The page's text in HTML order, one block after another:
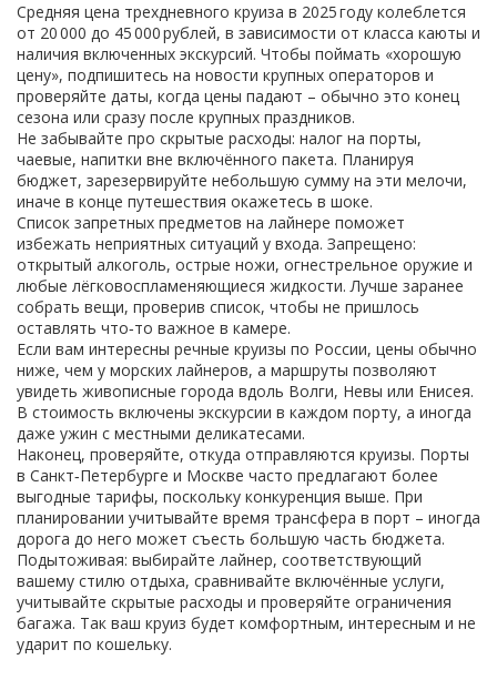
Средняя цена трехдневного круиза в 2025 году колеблется
от 20 000 до 45 000 рублей, в зависимости от класса каюты и
наличия включенных экскурсий. Чтобы поймать «хорошую
цену», подпишитесь на новости крупных операторов и
проверяйте даты, когда цены падают – обычно это конец
сезона или сразу после крупных праздников.
Не забывайте про скрытые расходы: налог на порты,
чаевые, напитки вне включённого пакета. Планируя
бюджет, зарезервируйте небольшую сумму на эти мелочи,
иначе в конце путешествия окажетесь в шоке.
Список запретных предметов на лайнере поможет
избежать неприятных ситуаций у входа. Запрещено:
открытый алкоголь, острые ножи, огнестрельное оружие и
любые лёгковоспламеняющиеся жидкости. Лучше заранее
собрать вещи, проверив список, чтобы не пришлось
оставлять что‑то важное в камере.
Если вам интересны речные круизы по России, цены обычно
ниже, чем у морских лайнеров, а маршруты позволяют
увидеть живописные города вдоль Волги, Невы или Енисея.
В стоимость включены экскурсии в каждом порту, а иногда
даже ужин с местными деликатесами.
Наконец, проверяйте, откуда отправляются круизы. Порты
в Санкт‑Петербурге и Москве часто предлагают более
выгодные тарифы, поскольку конкуренция выше. При
планировании учитывайте время трансфера в порт – иногда
дорога до него может съесть большую часть бюджета.
Подытоживая: выбирайте лайнер, соответствующий
вашему стилю отдыха, сравнивайте включённые услуги,
учитывайте скрытые расходы и проверяйте ограничения
багажа. Так ваш круиз будет комфортным, интересным и не
ударит по кошельку.